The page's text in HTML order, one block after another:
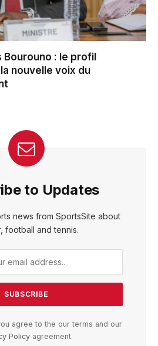
Bourouno : le profil
nouvelle voix du
to Updates
news from SportsSite about
football and tennis.
agree to the our terms and our
Policyagreement.